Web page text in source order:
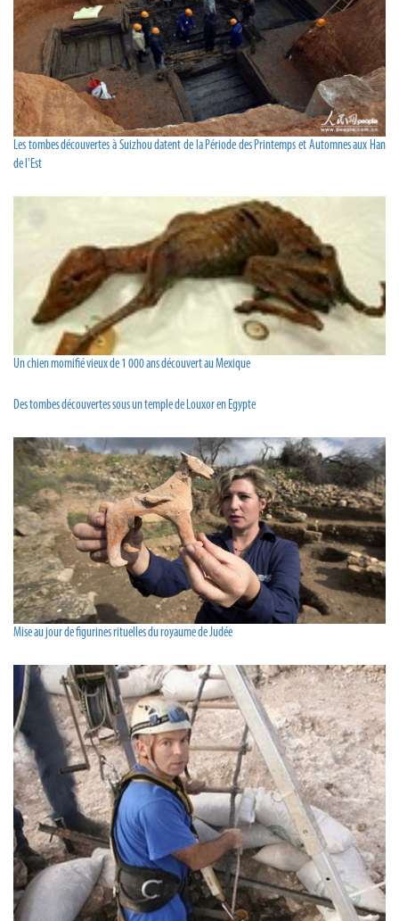
Les tombes découvertes à Suizhou datent de la Période des Printemps et Automnes aux Han
de l'Est
Un chien momifié vieux de 1 000 ans découvert au Mexique
Des tombes découvertes sous un temple de Louxor en Egypte
Mise au jour de figurines rituelles du royaume de Judée